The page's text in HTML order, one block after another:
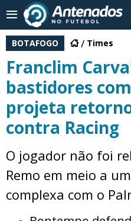
BOTAFOGO Times
Franclim
bastidores
projeta
contra Racing
O jogador não foi
Remo em meio a
complexa com o